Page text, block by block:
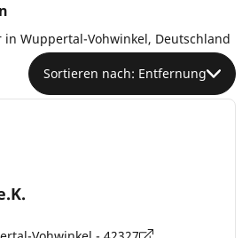
Wuppertal-Vohwinkel, Deutschland
Sortieren nach: Entfernung